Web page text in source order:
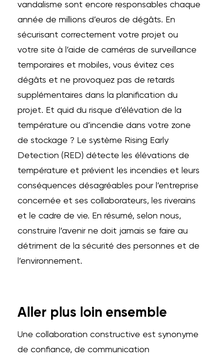
vandalisme sont encore responsables chaque
année de millions d’euros de dégâts. En
sécurisant correctement votre projet ou
votre site à l’aide de caméras de surveillance
temporaires et mobiles, vous évitez ces
dégâts et ne provoquez pas de retards
supplémentaires dans la planification du
projet. Et quid du risque d’élévation de la
température ou d’incendie dans votre zone
de stockage ? Le système Rising Early
Detection (RED) détecte les élévations de
température et prévient les incendies et leurs
conséquences désagréables pour l’entreprise
concernée et ses collaborateurs, les riverains
et le cadre de vie. En résumé, selon nous,
construire l’avenir ne doit jamais se faire au
détriment de la sécurité des personnes et de
l’environnement.
Aller plus loin ensemble
Une collaboration constructive est synonyme
de confiance, de communication